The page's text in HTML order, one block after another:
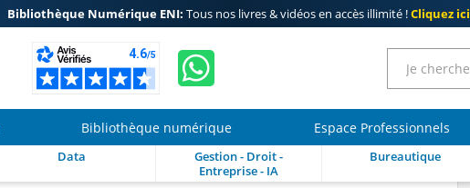
Bibliothèque Numérique ENI: Tous nos livres & vidéos en accès illimité !Cliquez ici
Bibliothèque numérique Espace Professionnels
Data
Gestion - Droit -
Entreprise - IA
Bureautique